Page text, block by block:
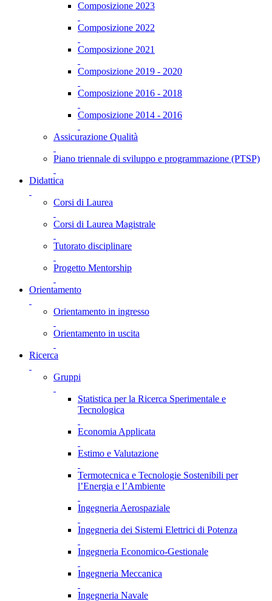
Composizione 2023
Composizione 2022
Composizione 2021
Composizione 2019 - 2020
Composizione 2016 - 2018
Composizione 2014 - 2016
Assicurazione Qualità
Piano triennale di sviluppo e programmazione (PTSP)
Didattica
Corsi di Laurea
Corsi di Laurea Magistrale
Tutorato disciplinare
Progetto Mentorship
Orientamento
Orientamento in ingresso
Orientamento in uscita
Ricerca
Gruppi
Statistica per la Ricerca Sperimentale e
Tecnologica
Economia Applicata
Estimo e Valutazione
Termotecnica e Tecnologie Sostenibili per
l’Energia e l’Ambiente
Ingegneria Aerospaziale
Ingegneria dei Sistemi Elettrici di Potenza
Ingegneria Economico-Gestionale
Ingegneria Meccanica
Ingegneria Navale